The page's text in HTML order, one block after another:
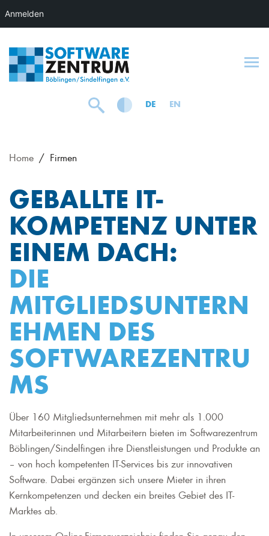
DE EN
Home Firmen
GEBALLTE IT-
KOMPETENZ UNTER
EINEM DACH:
DIE
MITGLIEDSUNTERN
EHMEN DES
SOFTWAREZENTRU
MS
Über 160 Mitgliedsunternehmen mit mehr als 1.000
Mitarbeiterinnen und Mitarbeitern bieten im Softwarezentrum
Böblingen/Sindelfingen ihre Dienstleistungen und Produkte an
– von hoch kompetenten IT-Services bis zur innovativen
Software. Dabei ergänzen sich unsere Mieter in ihren
Kernkompetenzen und decken ein breites Gebiet des IT-
Marktes ab.
Anmelden